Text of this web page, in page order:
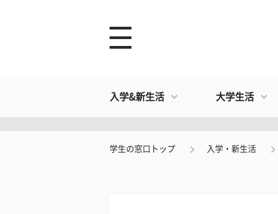
入学&新生活 大学生活
学生の窓口トップ 入学・新生活